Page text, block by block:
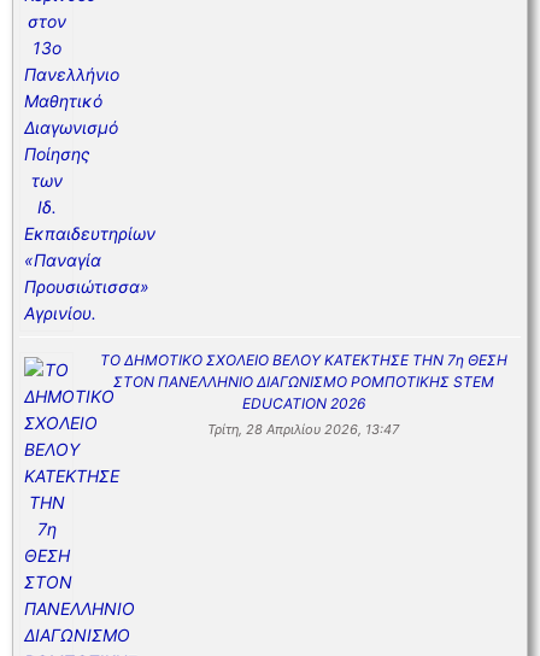
ΤΟ ΔΗΜΟΤΙΚΟ ΣΧΟΛΕΙΟ ΒΕΛΟΥ ΚΑΤΕΚΤΗΣΕ ΤΗΝ 7η ΘΕΣΗ
ΣΤΟΝ ΠΑΝΕΛΛΗΝΙΟ ΔΙΑΓΩΝΙΣΜΟ ΡΟΜΠΟΤΙΚΗΣ STEM
EDUCATION 2026
Τρίτη, 28 Απριλίου 2026, 13:47